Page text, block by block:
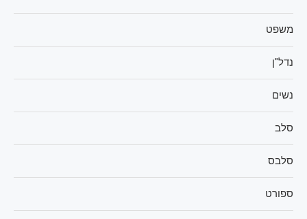
משפט
נדל"ן
נשים
סלב
סלבס
ספורט